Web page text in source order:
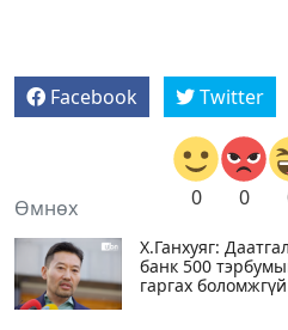
Facebook Twitter
0 0
Өмнөх
Х.Ганхуяг:
банк 500
гаргах боломжгүй